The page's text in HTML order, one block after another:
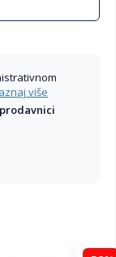
više